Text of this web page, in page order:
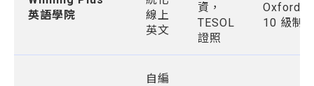
英語學院
線上
英文
資，
TESOL
證照
Oxford
10 級制
自編